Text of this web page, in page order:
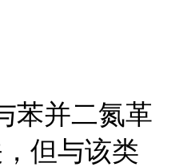
苯并二氮革
但与该类